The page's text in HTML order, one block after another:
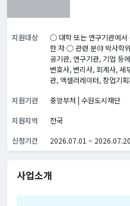
지원대상
○ 대학 또는 연구기관에서
한 자 ○ 관련 분야 박사학
공기관, 연구기관, 기업 등
변호사, 변리사, 회계사,
관, 액셀러레이터, 창업기
지원기관
중앙부처 | 수원도시재단
지원지역
전국
신청기간
2026.07.01 ~ 2026.07.20
사업소개